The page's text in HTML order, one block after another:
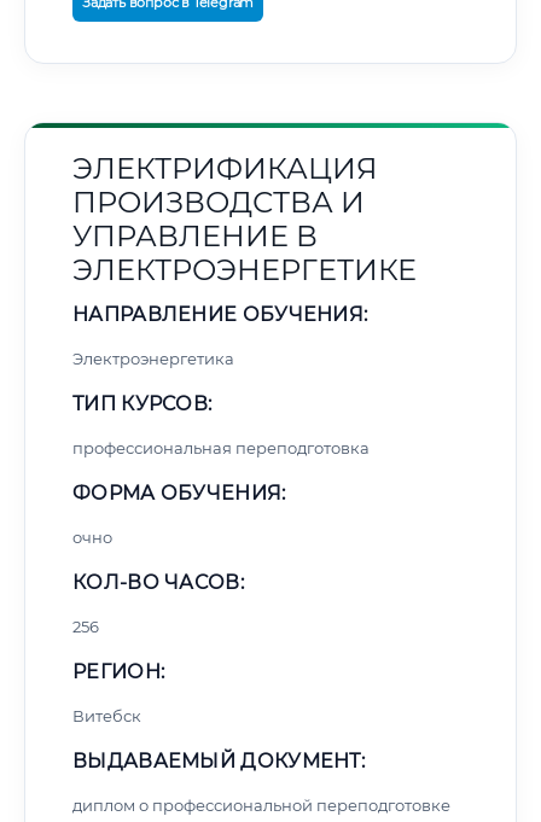
ЭЛЕКТРИФИКАЦИЯ
ПРОИЗВОДСТВА И
УПРАВЛЕНИЕ В
ЭЛЕКТРОЭНЕРГЕТИКЕ
НАПРАВЛЕНИЕ ОБУЧЕНИЯ:
Электроэнергетика
ТИП КУРСОВ:
профессиональная переподготовка
ФОРМА ОБУЧЕНИЯ:
очно
КОЛ-ВО ЧАСОВ:
256
РЕГИОН:
Витебск
ВЫДАВАЕМЫЙ ДОКУМЕНТ:
диплом о профессиональной переподготовке